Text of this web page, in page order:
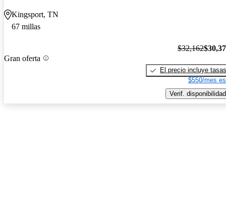
Kingsport, TN
67 millas
Gran oferta
$32,162
El precio incluye tasas
$550/mes
Verif. disponibilidad